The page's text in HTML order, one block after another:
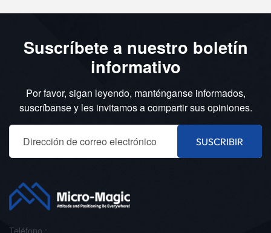
Suscríbete a nuestro boletín
informativo
Por favor, sigan leyendo, manténganse informados,
suscríbanse y les invitamos a compartir sus opiniones.
SUSCRIBIR
Teléfono :